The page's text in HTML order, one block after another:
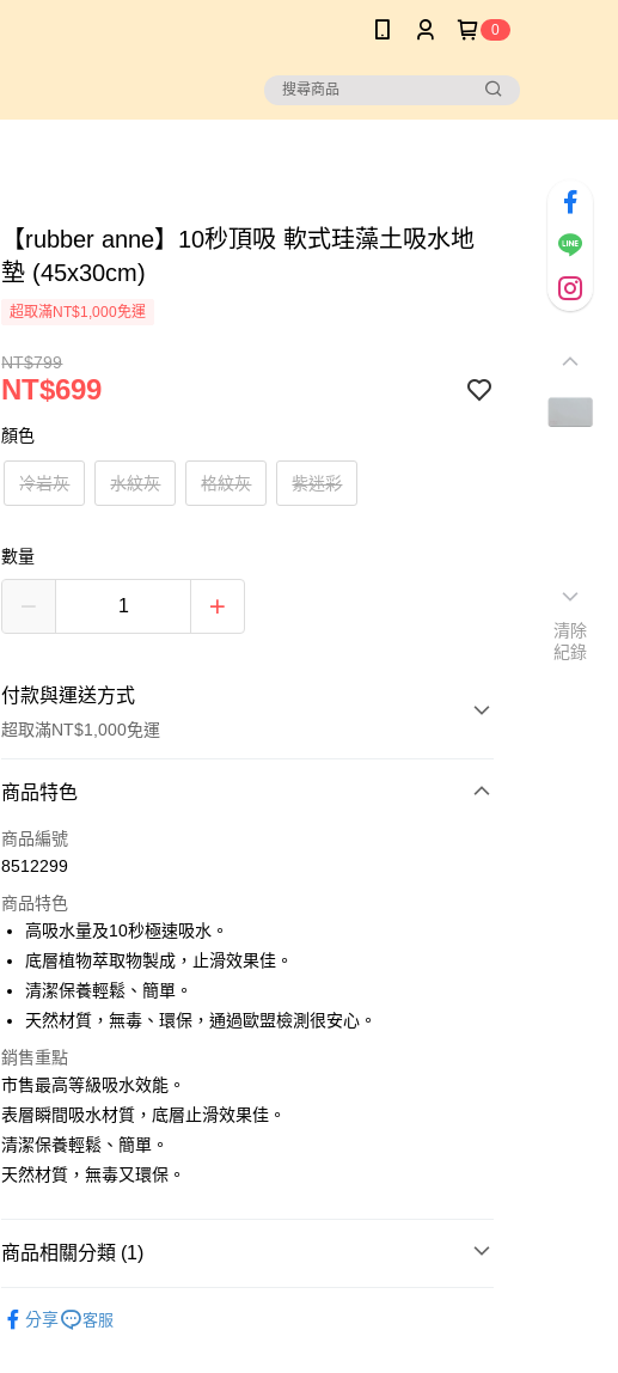
0
【rubber anne】10秒頂吸 軟式珪藻土吸水地
墊 (45x30cm)
超取滿NT$1,000免運
NT$799
NT$699
顏色
冷岩灰 水紋灰 格紋灰 紫迷彩
數量
付款與運送方式
超取滿NT$1,000免運
付款方式
信用卡一次付款
LINE Pay
Apple Pay
街口支付
悠遊付
AFTEE先享後付
相關說明
便利好安心！
１．簡單：不需註冊會員、不需綁卡、不需儲值。
貨到付款
運送方式
商品特色
商品編號
8512299
商品特色
高吸水量及10秒極速吸水。
底層植物萃取物製成，止滑效果佳。
清潔保養輕鬆、簡單。
天然材質，無毒、環保，通過歐盟檢測很安心。
銷售重點
市售最高等級吸水效能。
表層瞬間吸水材質，底層止滑效果佳。
清潔保養輕鬆、簡單。
天然材質，無毒又環保。
商品相關分類 (1)
分享
客服
清除
紀錄